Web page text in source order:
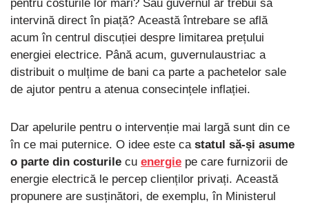
pentru costurile lor mari? Sau guvernul ar trebui să
intervină direct în piață? Această întrebare se află
acum în centrul discuției despre limitarea prețului
energiei electrice. Până acum, guvernulaustriac a
distribuit o mulțime de bani ca parte a pachetelor sale
de ajutor pentru a atenua consecințele inflației.
Dar apelurile pentru o intervenție mai largă sunt din ce
în ce mai puternice. O idee este castatul să-și asume
o parte din costurile cu energie pe care furnizorii de
energie electrică le percep clienților privați. Această
propunere are susținători, de exemplu, în Ministerul